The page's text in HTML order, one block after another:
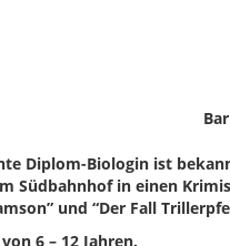
Diplom-Biologin ist
Südbahnhof in einen
und “Der Fall
6 – 12 Jahren.